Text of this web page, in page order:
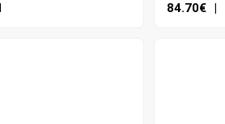
84.70€